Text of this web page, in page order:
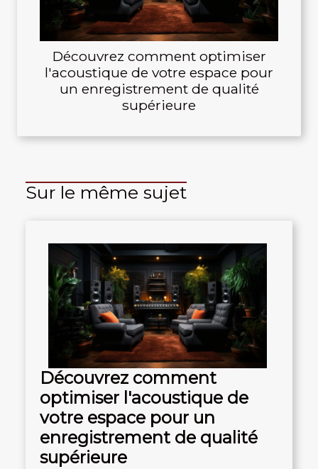
Découvrez comment optimiser
l'acoustique de votre espace pour
un enregistrement de qualité
supérieure
Sur le même sujet
Découvrez comment
optimiser l'acoustique de
votre espace pour un
enregistrement de qualité
supérieure